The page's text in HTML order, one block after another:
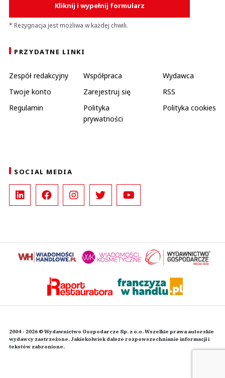
Kliknij i wypełnij formularz
* Rezygnacja jest możliwa w każdej chwili.
PRZYDATNE LINKI
Zespół redakcyjny Współpraca
Wydawca
Twoje konto
Zarejestruj się
RSS
Regulamin
Polityka
prywatności
Polityka cookies
SOCIAL MEDIA
2004 - 2026 © Wydawnictwo Gospodarcze Sp. z o.o. Wszelkie prawa autorskie
wydawcy zastrzeżone. Jakiekolwiek dalsze rozpowszechnianie informacji i
tekstów zabronione.